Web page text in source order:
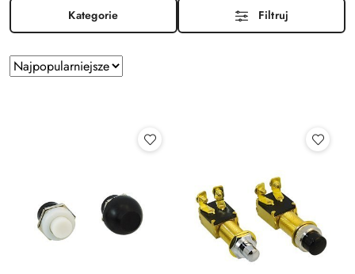
Kategorie Filtruj
Zastosowano
sortowanie:
Sortuj
według